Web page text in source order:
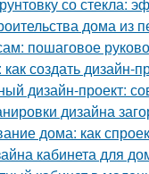
дома из
пошаговое
создать дизайн-
дизайн-проект:
дизайна
дома: как
кабинета для